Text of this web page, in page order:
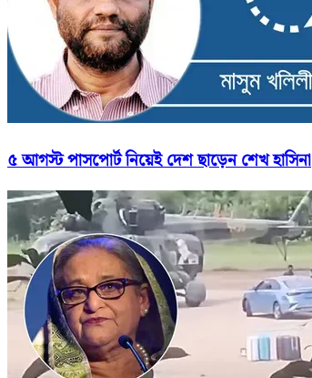
৫ আগস্ট পাসপোর্ট নিয়েই দেশ ছাড়েন শেখ হাসিনা